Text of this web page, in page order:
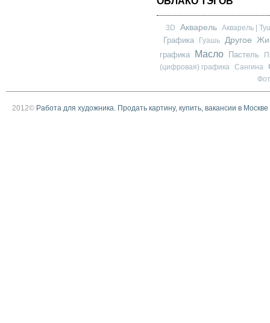
3D Акварель Акварель |
Графика Гуашь Другое
графика
Масло Пастель
(цифровая) графика
Сангина
2012© Работа для художника. Продать картину, купить, вакансии в Москве